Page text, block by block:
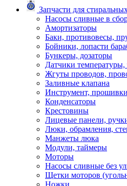
Запчасти для
Насосы сливные в
Амортизаторы
Баки, противовесы,
Бойники, лопасти
Бункеры, дозаторы
Датчики температуры,
Жгуты проводов,
Заливные клапана
Инструмент, прошивки
Конденсаторы
Крестовины
Лицевые панели,
Люки, обрамления,
Манжеты люка
Модули, таймеры
Моторы
Насосы сливные без
Щетки моторов
Ножки